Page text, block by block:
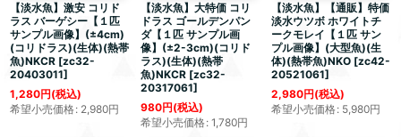
【淡水魚】激安 コリド
ラス バーゲシー【１匹
サンプル画像】(±4cm)
(コリドラス)(生体)(熱帯
魚)NKCR [zc32-
20403011]
1,280円(税込)
希望小売価格: 2,980円
【淡水魚】大特価 コリ
ドラス ゴールデンパン
ダ【１匹 サンプル画
像】(±2-3cm)(コリド
ラス)(生体)(熱帯
魚)NKCR [zc32-
20317061]
980円(税込)
希望小売価格: 1,780円
【淡水魚】【通販】特価
淡水ウツボ ホワイトチ
ークモレイ【１匹 サン
プル画像】(大型魚)(生
体)(熱帯魚)NKO [zc42-
20521061]
2,980円(税込)
希望小売価格: 5,980円